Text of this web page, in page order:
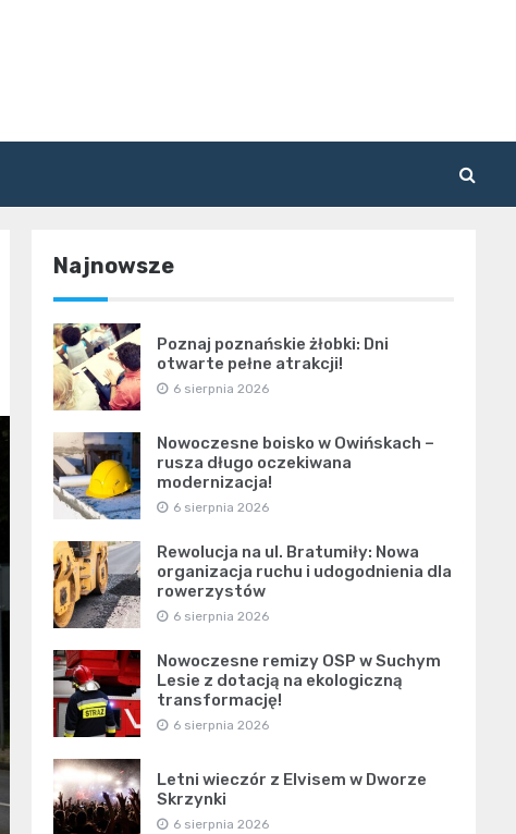
Najnowsze
Poznaj poznańskie żłobki: Dni
otwarte pełne atrakcji!
6 sierpnia 2026
Nowoczesne boisko w Owińskach –
rusza długo oczekiwana
modernizacja!
6 sierpnia 2026
Rewolucja na ul. Bratumiły: Nowa
organizacja ruchu i udogodnienia dla
rowerzystów
6 sierpnia 2026
Nowoczesne remizy OSP w Suchym
Lesie z dotacją na ekologiczną
transformację!
6 sierpnia 2026
Letni wieczór z Elvisem w Dworze
Skrzynki
6 sierpnia 2026